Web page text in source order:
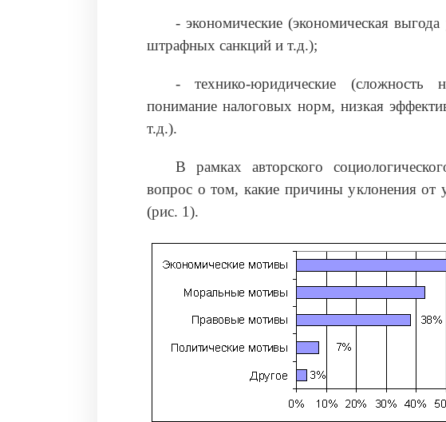
‑ экономические (экономическая
штрафных санкций и т.д.);
‑ технико-юридические (сложность
понимание налоговых норм, низкая
т.д.).
В рамках авторского
вопрос о том, какие причины уклонения от
(рис. 1).